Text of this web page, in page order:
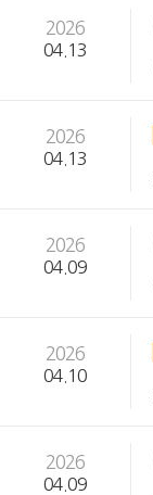
2026
04.13
2026
04.13
2026
04.09
2026
04.10
2026
04.09